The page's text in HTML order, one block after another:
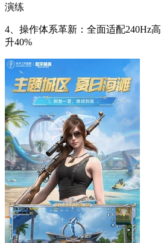
演练
4、操作体系革新：全面适配240Hz
升40%